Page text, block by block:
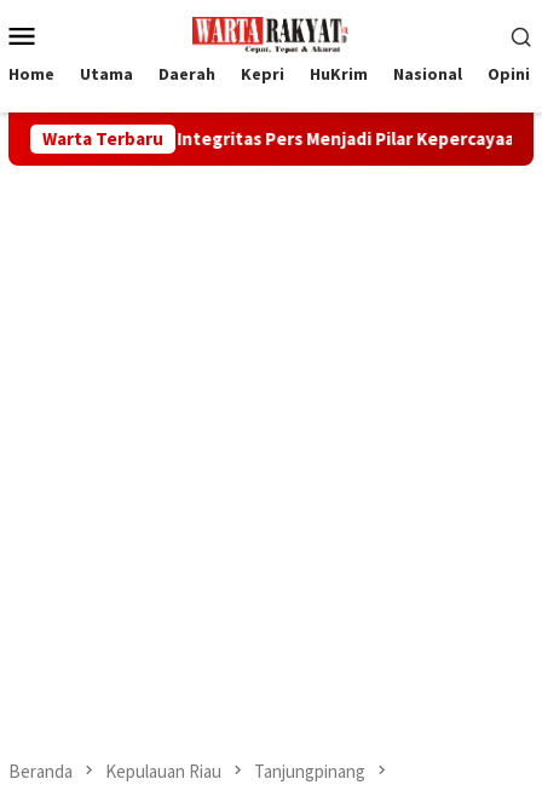
ke
Mobile
Home Utama Daerah Kepri HuKrim Nasional Opini
Warta Terbaru
Integritas Pers Menjadi Pilar Kepercayaan Publik
Beranda Kepulauan Riau Tanjungpinang